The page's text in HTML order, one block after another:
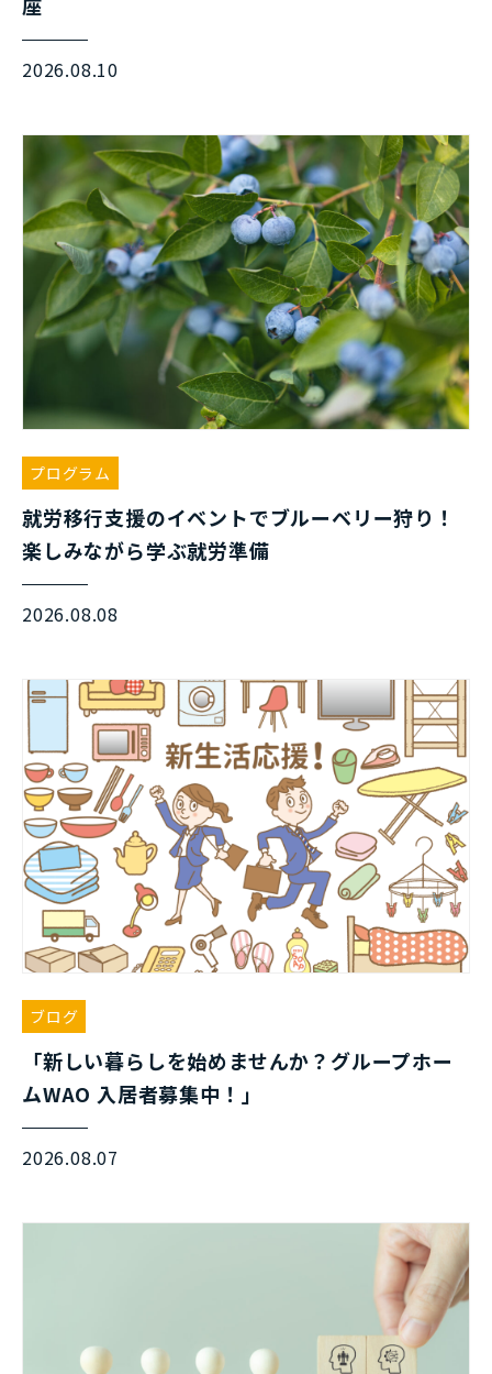
2026.08.10
プログラム
就労移行支援のイベントでブルーベリー狩り！
楽しみながら学ぶ就労準備
2026.08.08
ブログ
「新しい暮らしを始めませんか？グループホー
ムWAO 入居者募集中！」
2026.08.07